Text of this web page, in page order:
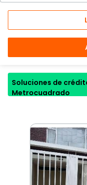
Soluciones de
Metrocuadrado